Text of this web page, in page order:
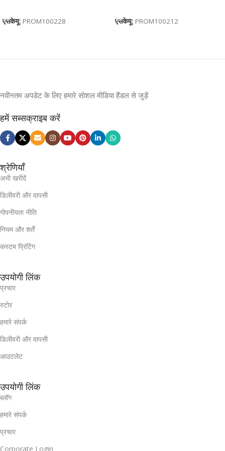
एसकेयू: PROM100228
एसकेयू: PROM100212
नवीनतम अपडेट के लिए हमारे सोशल मीडिया हैंडल से जुड़ें
हमें सब्सक्राइब करें
श्रेणियाँ
अभी खरीदें
डिलीवरी और वापसी
गोपनीयता नीति
नियम और शर्तें
कस्टम प्रिंटिंग
उपयोगी लिंक
प्रचार
स्टोर
हमारे संपर्क
डिलीवरी और वापसी
आउटलेट
उपयोगी लिंक
ब्लॉग
हमारे संपर्क
प्रचार
Corporate Login